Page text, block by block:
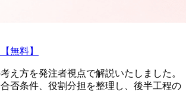
無料】
え方を発注者視点で解説いたしました。
否条件、役割分担を整理し、後半工程の